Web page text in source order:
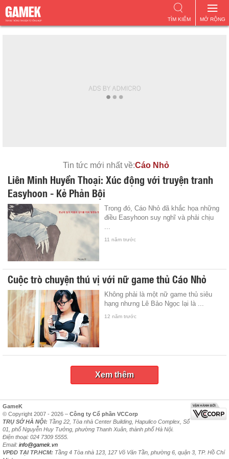
MỞ RỘNG
TÌM KIẾM
Tin tức mới nhất về:Cáo Nhỏ
Liên Minh Huyền Thoại: Xúc động với truyện tranh
Easyhoon - Kẻ Phản Bội
Trong đó, Cáo Nhỏ đã khắc họa những
điều Easyhoon suy nghĩ và phải chịu
...
11 năm trước
Cuộc trò chuyện thú vị với nữ game thủ Cáo Nhỏ
Không phải là một nữ game thủ siêu
hạng nhưng Lê Bảo Ngọc lại là ...
12 năm trước
Xem thêm
GameK
© Copyright 2007 - 2026 – Công ty Cổ phần VCCorp
TRỤ SỞ HÀ NỘI: Tầng 22, Tòa nhà Center Building, Hapulico Complex, Số
01, phố Nguyễn Huy Tưởng, phường Thanh Xuân, thành phố Hà Nội.
Điện thoại: 024 7309 5555.
Email: info@gamek.vn
VPĐD TẠI TP.HCM: Tầng 4 Tòa nhà 123, 127 Võ Văn Tần, phường 6, quận 3, TP. Hồ Chí